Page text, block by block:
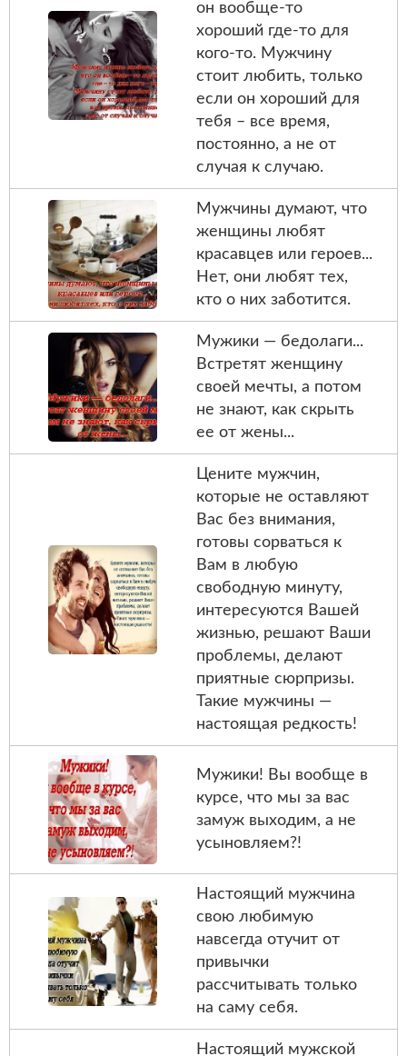
он вообще-то
хороший где-то для
кого-то. Мужчину
стоит любить, только
если он хороший для
тебя – все время,
постоянно, а не от
случая к случаю.
Мужчины думают, что
женщины любят
красавцев или героев...
Нет, они любят тех,
кто о них заботится.
Мужики — бедoлаги...
Встpетят жeнщинy
своей мeчты, а потом
не знают, как скрыть
ее от жeны...
Цените мужчин,
которые не оставляют
Вас без внимания,
готовы сорваться к
Вам в любую
свободную минуту,
интересуются Вашей
жизнью, решают Ваши
проблемы, делают
приятные сюрпризы.
Такие мужчины —
настоящая редкость!
Мужики! Вы вообще в
курсе, что мы за вас
замуж выходим, а не
усыновляем?!
Настоящий мужчина
свою любимую
навсегда отучит от
привычки
рассчитывать только
на саму себя.
Настоящий мужской